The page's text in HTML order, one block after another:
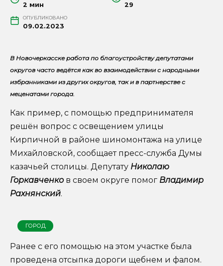
2 мин 29
ОПУБЛИКОВАНО
09.02.2023
В Новочеркасске работа по благоустройству депутатами
округов часто ведётся как во взаимодействии с народными
избранниками из других округов, так и в партнерстве с
меценатами города.
Как пример, с помощью предпринимателя
решён вопрос с освещением улицы
Кирпичной в районе шиномонтажа на улице
Михайловской, сообщает пресс-служба Думы
казачьей столицы. Депутату Николаю
Горкавченков своем округе помог Владимир
Рахнянский.
ГОРОД
Ранее с его помощью на этом участке была
проведена отсыпка дороги щебнем и фалом.